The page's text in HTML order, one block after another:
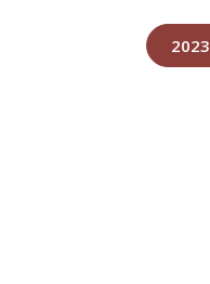
2023